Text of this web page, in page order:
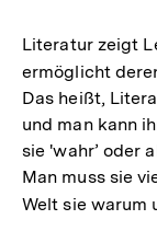
Literatur zeigt
ermöglicht
Das heißt,
und man kann
sie 'wahr’ oder
Man muss sie
Welt sie warum